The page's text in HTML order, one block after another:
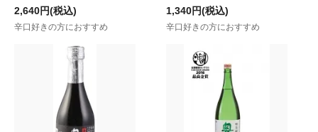
2,640円(税込)
辛口好きの方におすすめ
1,340円(税込)
辛口好きの方におすすめ